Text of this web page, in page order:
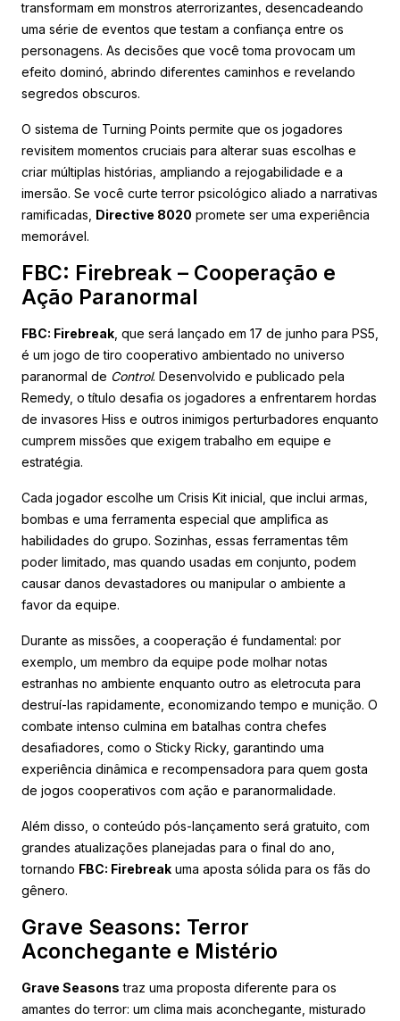
transformam em monstros aterrorizantes, desencadeando
uma série de eventos que testam a confiança entre os
personagens. As decisões que você toma provocam um
efeito dominó, abrindo diferentes caminhos e revelando
segredos obscuros.
O sistema de Turning Points permite que os jogadores
revisitem momentos cruciais para alterar suas escolhas e
criar múltiplas histórias, ampliando a rejogabilidade e a
imersão. Se você curte terror psicológico aliado a narrativas
ramificadas, Directive 8020 promete ser uma experiência
memorável.
FBC: Firebreak – Cooperação e
Ação Paranormal
FBC: Firebreak , que será lançado em 17 de junho para PS5,
é um jogo de tiro cooperativo ambientado no universo
paranormal de Control. Desenvolvido e publicado pela
Remedy, o título desafia os jogadores a enfrentarem hordas
de invasores Hiss e outros inimigos perturbadores enquanto
cumprem missões que exigem trabalho em equipe e
estratégia.
Cada jogador escolhe um Crisis Kit inicial, que inclui armas,
bombas e uma ferramenta especial que amplifica as
habilidades do grupo. Sozinhas, essas ferramentas têm
poder limitado, mas quando usadas em conjunto, podem
causar danos devastadores ou manipular o ambiente a
favor da equipe.
Durante as missões, a cooperação é fundamental: por
exemplo, um membro da equipe pode molhar notas
estranhas no ambiente enquanto outro as eletrocuta para
destruí-las rapidamente, economizando tempo e munição. O
combate intenso culmina em batalhas contra chefes
desafiadores, como o Sticky Ricky, garantindo uma
experiência dinâmica e recompensadora para quem gosta
de jogos cooperativos com ação e paranormalidade.
Além disso, o conteúdo pós-lançamento será gratuito, com
grandes atualizações planejadas para o final do ano,
tornando FBC: Firebreak uma aposta sólida para os fãs do
gênero.
Grave Seasons: Terror
Aconchegante e Mistério
Grave Seasons traz uma proposta diferente para os
amantes do terror: um clima mais aconchegante, misturado